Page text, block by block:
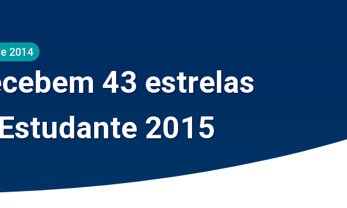
2014
43 estrelas
2015